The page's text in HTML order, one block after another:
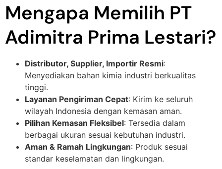
Mengapa Memilih PT
Adimitra Prima Lestari?
Distributor, Supplier, Importir Resmi:
Menyediakan bahan kimia industri berkualitas
tinggi.
Layanan Pengiriman Cepat: Kirim ke seluruh
wilayah Indonesia dengan kemasan aman.
Pilihan Kemasan Fleksibel: Tersedia dalam
berbagai ukuran sesuai kebutuhan industri.
Aman & Ramah Lingkungan: Produk sesuai
standar keselamatan dan lingkungan.